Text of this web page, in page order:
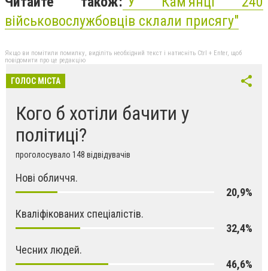
військовослужбовців склали присягу"
Якщо ви помітили помилку, виділіть необхідний текст і натисніть Ctrl + Enter, щоб
повідомити про це редакцію
ГОЛОС МІСТА
Кого б хотіли бачити у
політиці?
проголосувало 148 відвідувачів
Нові обличчя.
20,9%
Кваліфікованих спеціалістів.
32,4%
Чесних людей.
46,6%